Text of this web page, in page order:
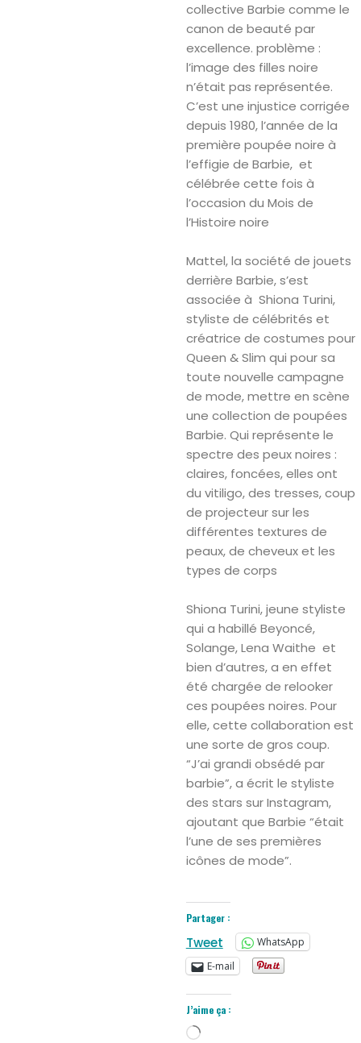
collective Barbie comme le
canon de beauté par
excellence. problème :
l’image des filles noire
n’était pas représentée.
C’est une injustice corrigée
depuis 1980, l’année de la
première poupée noire à
l’effigie de Barbie, et
célébrée cette fois à
l’occasion du Mois de
l’Histoire noire
Mattel, la société de jouets
derrière Barbie, s’est
associée à Shiona Turini,
styliste de célébrités et
créatrice de costumes pour
Queen & Slim qui pour sa
toute nouvelle campagne
de mode, mettre en scène
une collection de poupées
Barbie. Qui représente le
spectre des peux noires :
claires, foncées, elles ont
du vitiligo, des tresses, coup
de projecteur sur les
différentes textures de
peaux, de cheveux et les
types de corps
Shiona Turini, jeune styliste
qui a habillé Beyoncé,
Solange, Lena Waithe et
bien d’autres, a en effet
été chargée de relooker
ces poupées noires. Pour
elle, cette collaboration est
une sorte de gros coup.
“J’ai grandi obsédé par
barbie”, a écrit le styliste
des stars sur Instagram,
ajoutant que Barbie “était
l’une de ses premières
icônes de mode”.
Partager :
Tweet
WhatsApp
E-mail
J’aime ça :
Chargement…